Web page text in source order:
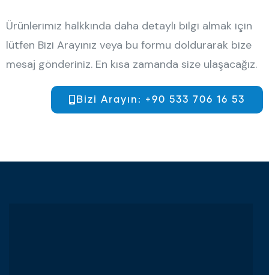
Ürünlerimiz halkkında daha detaylı bilgi almak için
lütfen Bizi Arayınız veya bu formu doldurarak bize
mesaj gönderiniz. En kısa zamanda size ulaşacağız.
Bizi Arayın: +90 533 706 16 53